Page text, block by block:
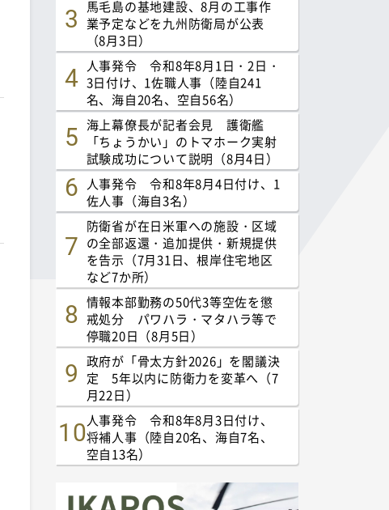
馬毛島の基地建設、8月の工事作
業予定などを九州防衛局が公表
（8月3日）
人事発令 令和8年8月1日・2日・
3日付け、1佐職人事（陸自241
名、海自20名、空自56名）
海上幕僚長が記者会見 護衛艦
「ちょうかい」のトマホーク実射
試験成功について説明（8月4日）
人事発令 令和8年8月4日付け、1
佐人事（海自3名）
防衛省が在日米軍への施設・区域
の全部返還・追加提供・新規提供
を告示（7月31日、根岸住宅地区
など7か所）
情報本部勤務の50代3等空佐を懲
戒処分 パワハラ・マタハラ等で
停職20日（8月5日）
政府が「骨太方針2026」を閣議決
定 5年以内に防衛力を変革へ（7
月22日）
人事発令 令和8年8月3日付け、
将補人事（陸自20名、海自7名、
空自13名）